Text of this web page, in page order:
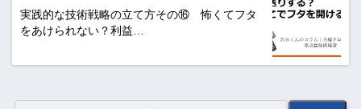
実践的な技術戦略の立て方その⑯ 怖くてフタ
をあけられない？利益…